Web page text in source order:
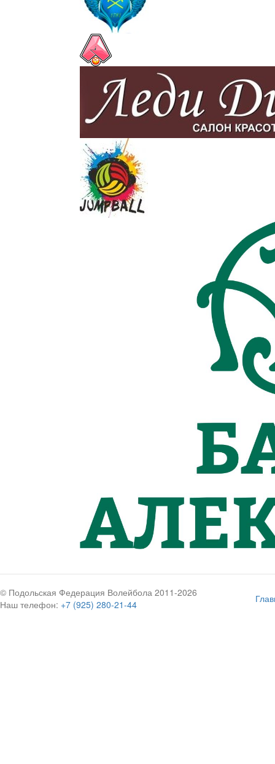
© Подольская Федерация Волейбола 2011-2026
Наш телефон: +7 (925) 280-21-44